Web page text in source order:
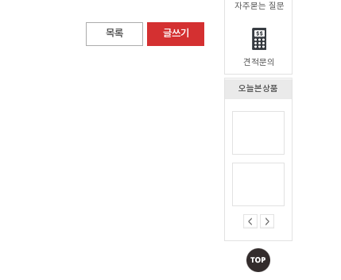
자주묻는 질문
견적문의
오늘본상품
목록 글쓰기